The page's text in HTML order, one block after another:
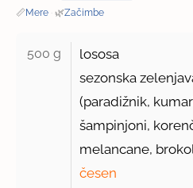
📏Mere · 🌿Začimbe
500 g
lososa
sezonska
(paradižnik,
šampinjoni,
melancane,
česen